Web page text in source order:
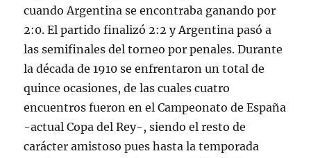
cuando Argentina se encontraba ganando por
2:0. El partido finalizó 2:2 y Argentina pasó a
las semifinales del torneo por penales. Durante
la década de 1910 se enfrentaron un total de
quince ocasiones, de las cuales cuatro
encuentros fueron en el Campeonato de España
-actual Copa del Rey-, siendo el resto de
carácter amistoso pues hasta la temporada